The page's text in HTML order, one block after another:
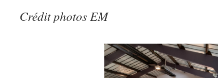
Crédit photos EM